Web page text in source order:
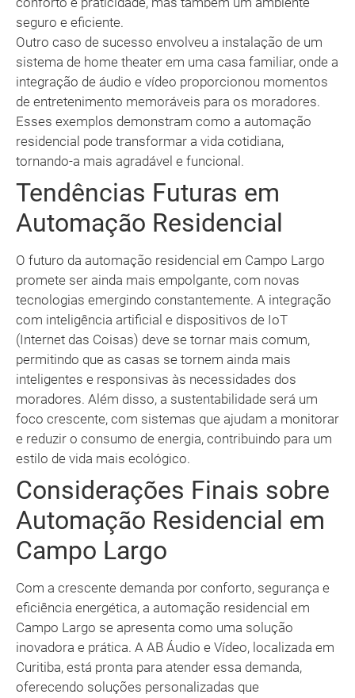
seguro e eficiente.
Outro caso de sucesso envolveu a instalação de um
sistema de home theater em uma casa familiar, onde a
integração de áudio e vídeo proporcionou momentos
de entretenimento memoráveis para os moradores.
Esses exemplos demonstram como a automação
residencial pode transformar a vida cotidiana,
tornando-a mais agradável e funcional.
Tendências Futuras em
Automação Residencial
O futuro da automação residencial em Campo Largo
promete ser ainda mais empolgante, com novas
tecnologias emergindo constantemente. A integração
com inteligência artificial e dispositivos de IoT
(Internet das Coisas) deve se tornar mais comum,
permitindo que as casas se tornem ainda mais
inteligentes e responsivas às necessidades dos
moradores. Além disso, a sustentabilidade será um
foco crescente, com sistemas que ajudam a monitorar
e reduzir o consumo de energia, contribuindo para um
estilo de vida mais ecológico.
Considerações Finais sobre
Automação Residencial em
Campo Largo
Com a crescente demanda por conforto, segurança e
eficiência energética, a automação residencial em
Campo Largo se apresenta como uma solução
inovadora e prática. A AB Áudio e Vídeo, localizada em
Curitiba, está pronta para atender essa demanda,
oferecendo soluções personalizadas que